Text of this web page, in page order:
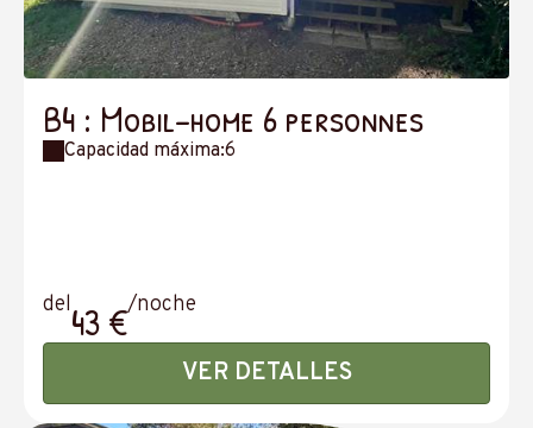
B4 : Mobil-home 6 personnes
Capacidad máxima:6
del43 €/noche
VER DETALLES